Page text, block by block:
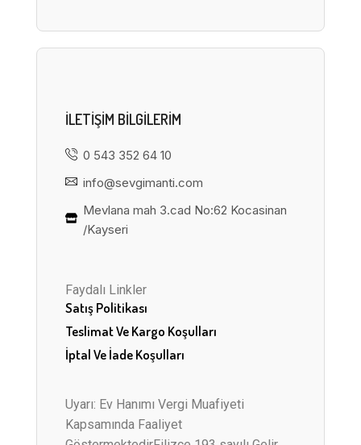
ILETIŞIM BILGILERIM
0 543 352 64 10
info@sevgimanti.com
Mevlana mah 3.cad No:62 Kocasinan
/Kayseri
Faydalı Linkler
Satış Politikası
Teslimat Ve Kargo Koşulları
İptal Ve İade Koşulları
Uyarı: Ev Hanımı Vergi Muafiyeti
Kapsamında Faaliyet